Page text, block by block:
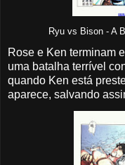
Ryu vs Bison - A
Rose e Ken terminam
uma batalha terrível
quando Ken está
aparece, salvando